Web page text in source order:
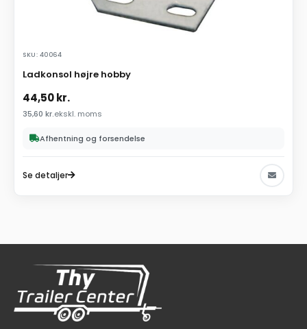
SKU: 40064
Ladkonsol højre hobby
44,50kr.
35,60 kr.ekskl. moms
Afhentning og forsendelse
Se detaljer